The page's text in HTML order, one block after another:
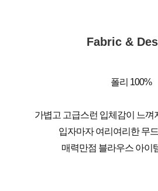
Fabric &
폴리 100%
가볍고 고급스런 입체감이 느껴
입자마자 여리여리한 무
매력만점 블라우스 아이